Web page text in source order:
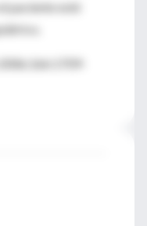
paciente esté